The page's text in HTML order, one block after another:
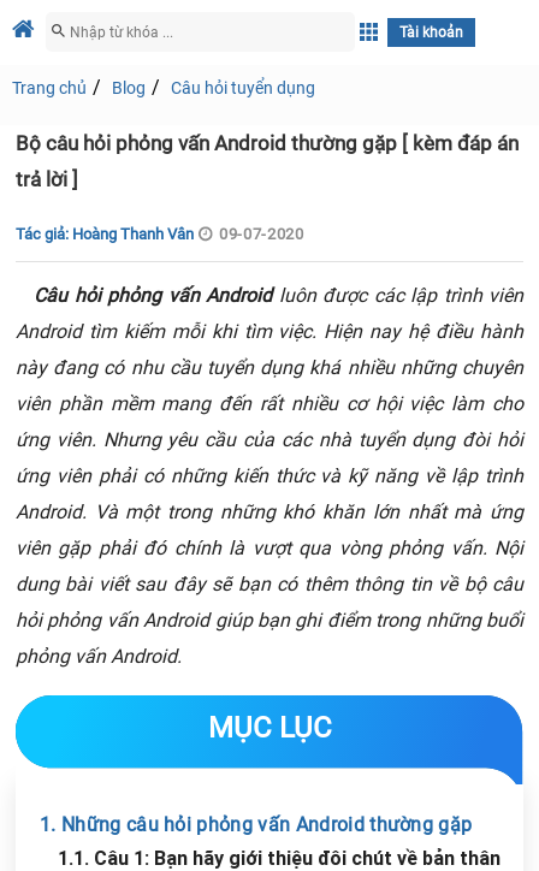
Tài khoản
Trang chủ Blog Câu hỏi tuyển dụng
Bộ câu hỏi phỏng vấn Android thường gặp [ kèm đáp án
trả lời ]
Tác giả: Hoàng Thanh Vân 09-07-2020
Câu hỏi phỏng vấn Androidluôn được các lập trình viên
Android tìm kiếm mỗi khi tìm việc. Hiện nay hệ điều hành
này đang có nhu cầu tuyển dụng khá nhiều những chuyên
viên phần mềm mang đến rất nhiều cơ hội việc làm cho
ứng viên. Nhưng yêu cầu của các nhà tuyển dụng đòi hỏi
ứng viên phải có những kiến thức và kỹ năng về lập trình
Android. Và một trong những khó khăn lớn nhất mà ứng
viên gặp phải đó chính là vượt qua vòng phỏng vấn. Nội
dung bài viết sau đây sẽ bạn có thêm thông tin về bộ câu
hỏi phỏng vấn Android giúp bạn ghi điểm trong những buổi
phỏng vấn Android.
MỤC LỤC
1. Những câu hỏi phỏng vấn Android thường gặp
1.1. Câu 1: Bạn hãy giới thiệu đôi chút về bản thân